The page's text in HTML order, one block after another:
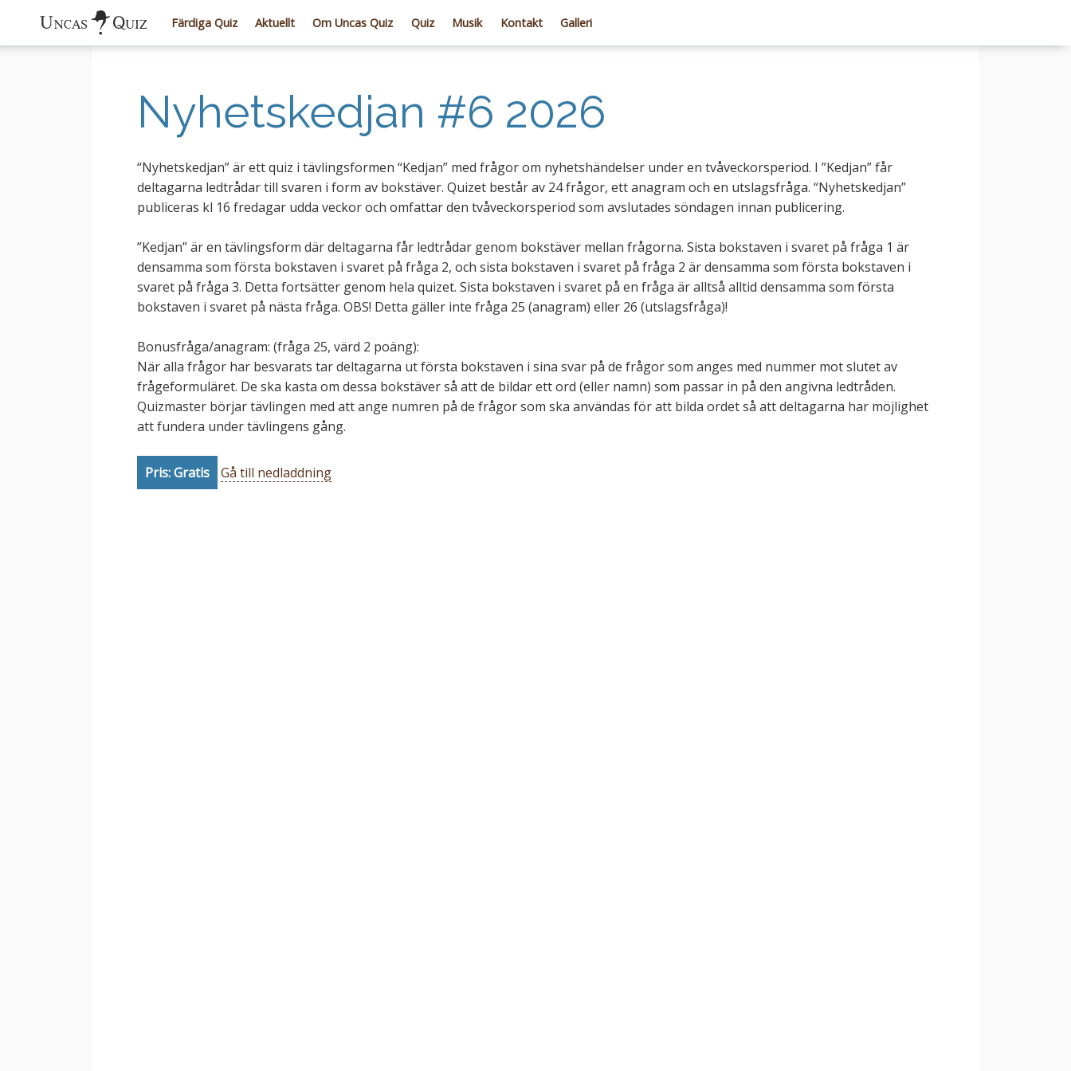
Färdiga Quiz Aktuellt Om Uncas Quiz Quiz Musik Kontakt Galleri
Nyhetskedjan #6 2026
“Nyhetskedjan” är ett quiz i tävlingsformen “Kedjan” med frågor om nyhetshändelser under en tvåveckorsperiod. I ”Kedjan” får
deltagarna ledtrådar till svaren i form av bokstäver. Quizet består av 24 frågor, ett anagram och en utslagsfråga. “Nyhetskedjan”
publiceras kl 16 fredagar udda veckor och omfattar den tvåveckorsperiod som avslutades söndagen innan publicering.
”Kedjan” är en tävlingsform där deltagarna får ledtrådar genom bokstäver mellan frågorna. Sista bokstaven i svaret på fråga 1 är
densamma som första bokstaven i svaret på fråga 2, och sista bokstaven i svaret på fråga 2 är densamma som första bokstaven i
svaret på fråga 3. Detta fortsätter genom hela quizet. Sista bokstaven i svaret på en fråga är alltså alltid densamma som första
bokstaven i svaret på nästa fråga. OBS! Detta gäller inte fråga 25 (anagram) eller 26 (utslagsfråga)!
Bonusfråga/anagram: (fråga 25, värd 2 poäng):
När alla frågor har besvarats tar deltagarna ut första bokstaven i sina svar på de frågor som anges med nummer mot slutet av
frågeformuläret. De ska kasta om dessa bokstäver så att de bildar ett ord (eller namn) som passar in på den angivna ledtråden.
Quizmaster börjar tävlingen med att ange numren på de frågor som ska användas för att bilda ordet så att deltagarna har möjlighet
att fundera under tävlingens gång.
Pris: Gratis Gå till nedladdning